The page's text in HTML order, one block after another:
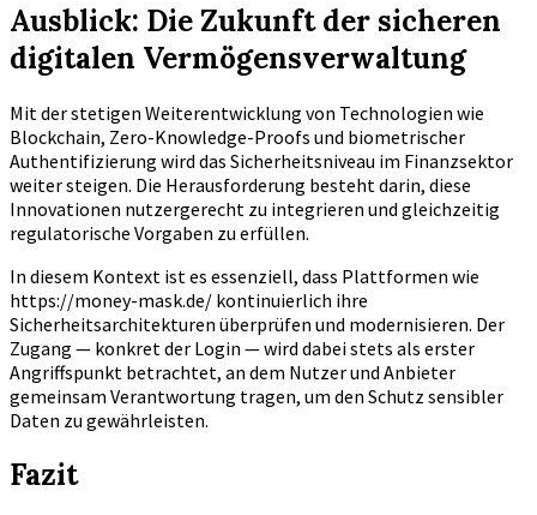
Ausblick: Die Zukunft der sicheren
digitalen Vermögensverwaltung
Mit der stetigen Weiterentwicklung von Technologien wie
Blockchain, Zero-Knowledge-Proofs und biometrischer
Authentifizierung wird das Sicherheitsniveau im Finanzsektor
weiter steigen. Die Herausforderung besteht darin, diese
Innovationen nutzergerecht zu integrieren und gleichzeitig
regulatorische Vorgaben zu erfüllen.
In diesem Kontext ist es essenziell, dass Plattformen wie
https://money-mask.de/ kontinuierlich ihre
Sicherheitsarchitekturen überprüfen und modernisieren. Der
Zugang — konkret der Login — wird dabei stets als erster
Angriffspunkt betrachtet, an dem Nutzer und Anbieter
gemeinsam Verantwortung tragen, um den Schutz sensibler
Daten zu gewährleisten.
Fazit